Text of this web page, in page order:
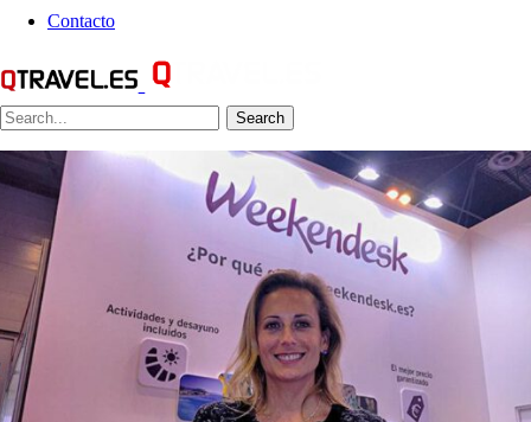
Contacto
Search